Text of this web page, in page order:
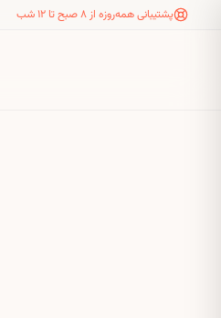
پشتیبانی همه‌روزه از ۸ صبح تا ۱۲ شب